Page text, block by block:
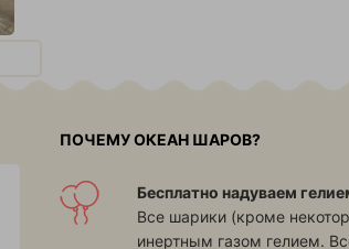
ПОЧЕМУ ОКЕАН ШАРОВ?
Бесплатно надуваем
Все шарики (кроме
инертным газом гелием.